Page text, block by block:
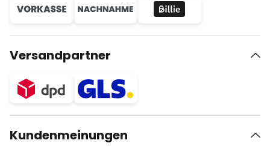
Versandpartner
Kundenmeinungen